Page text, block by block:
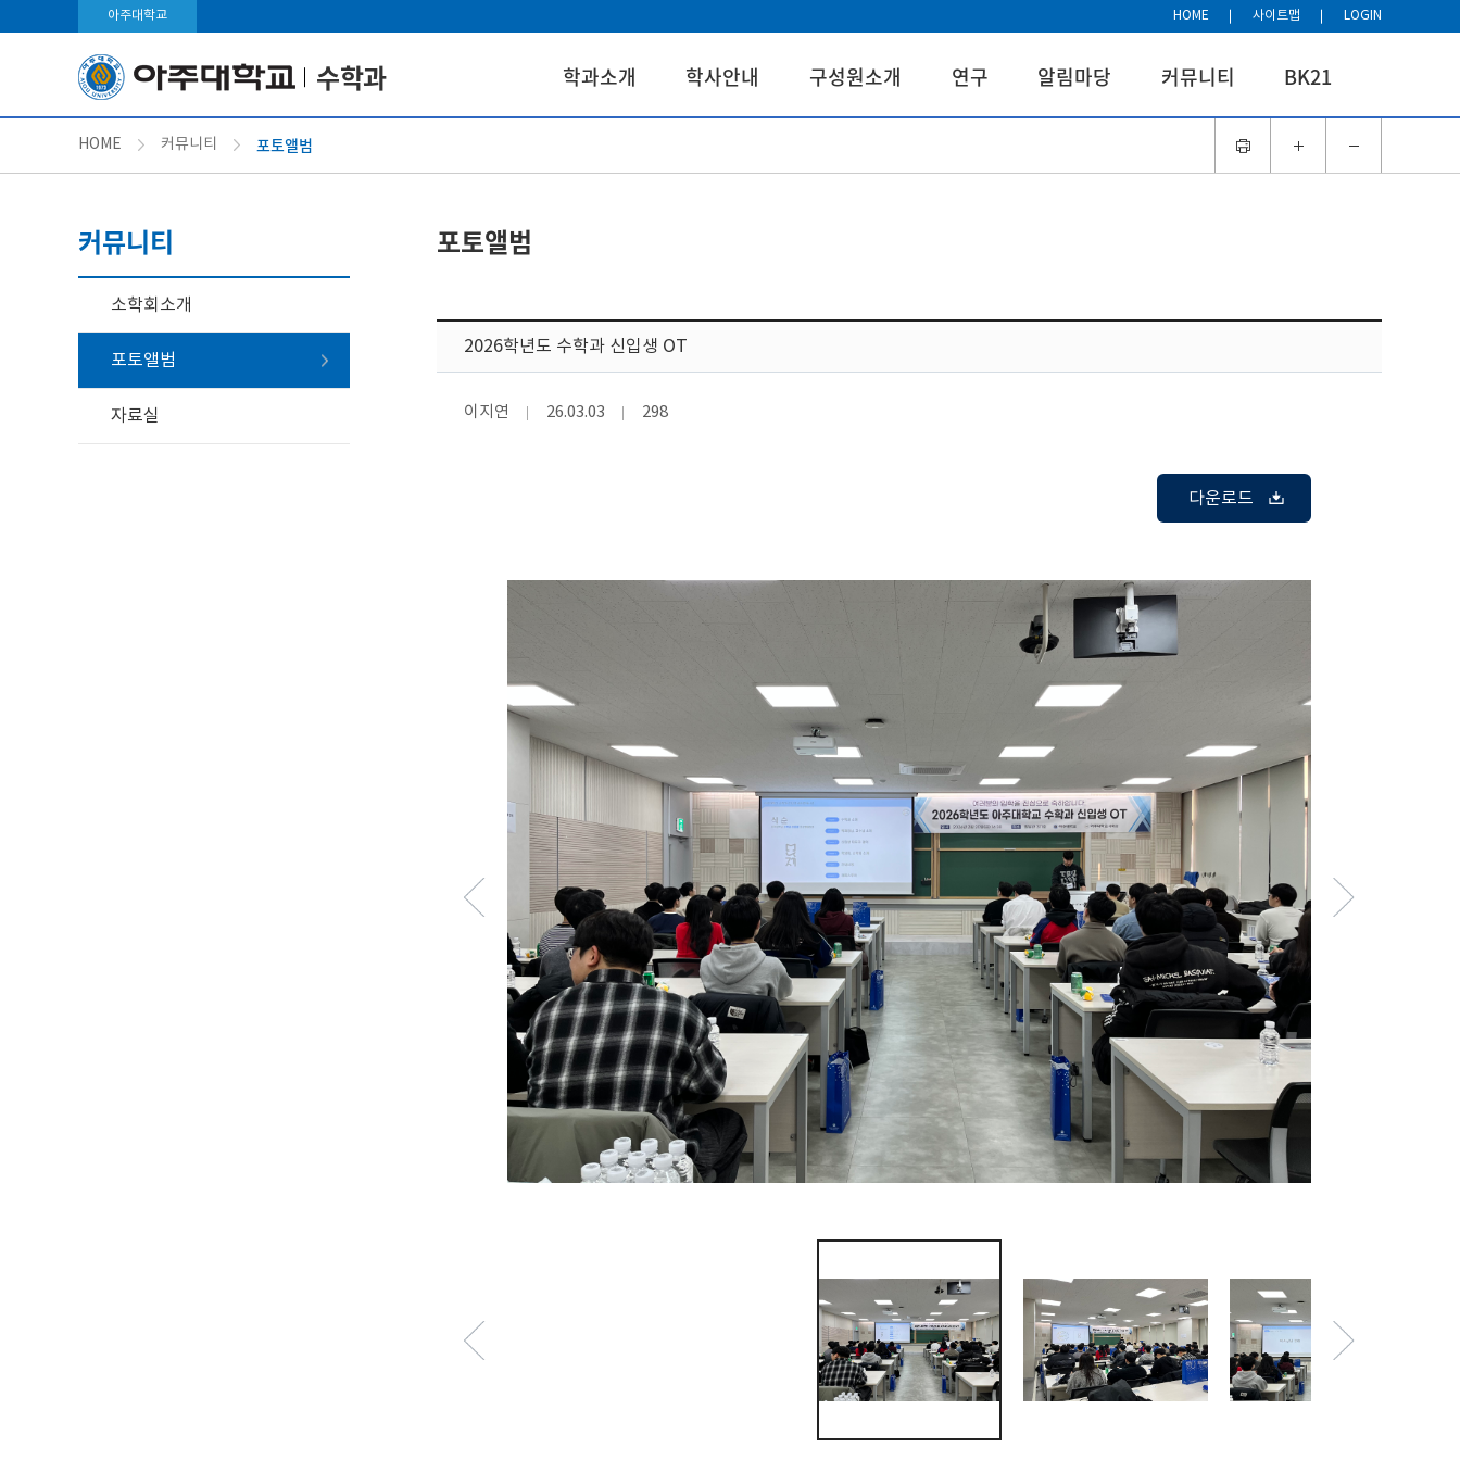
아주대학교 HOME 사이트맵 LOGIN
수학과 학과소개 학사안내 구성원소개 연구 알림마당 커뮤니티 BK21
HOME 커뮤니티 포토앨범
커뮤니티
소학회소개
포토앨범
자료실
포토앨범
2026학년도 수학과 신입생 OT
이지연 26.03.03 298
다운로드
IMG_4261.jpeg
IMG_4268.jpeg
KakaoTalk_20260225_083627276_04.jpg
IMG_4257.jpeg